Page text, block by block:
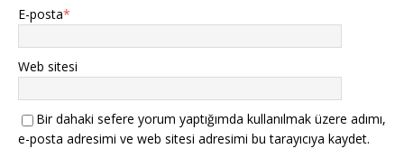
E-posta*
Web sitesi
Bir dahaki sefere yorum yaptığımda kullanılmak üzere adımı,
e-posta adresimi ve web sitesi adresimi bu tarayıcıya kaydet.